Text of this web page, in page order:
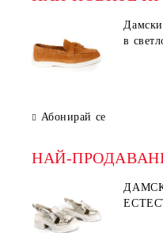
Дамски
в
Абонирай се
НАЙ-